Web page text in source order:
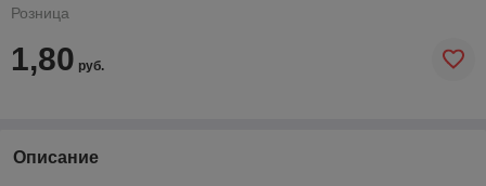
Розница
1,80 руб.
Описание